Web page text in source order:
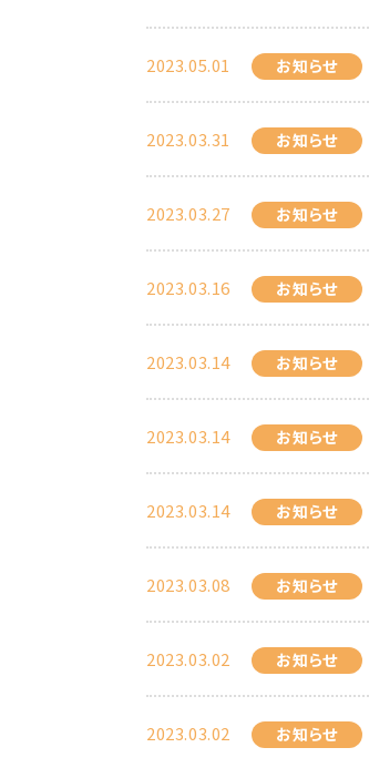
2023.05.01 お知らせ
2023.03.31 お知らせ
2023.03.27 お知らせ
2023.03.16 お知らせ
2023.03.14 お知らせ
2023.03.14 お知らせ
2023.03.14 お知らせ
2023.03.08 お知らせ
2023.03.02 お知らせ
2023.03.02 お知らせ